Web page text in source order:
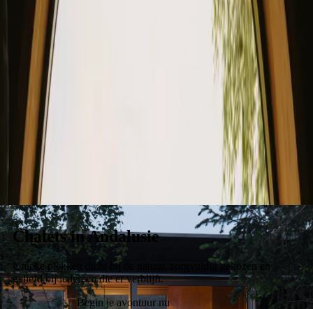
Verblijf Koop een bon.
Chalets in Andalusie
Unieke plekken dicht bij de natuur, zorgvuldig gekozen en
geliefd bij iedereen die er verblijft.
Begin je avontuur nu